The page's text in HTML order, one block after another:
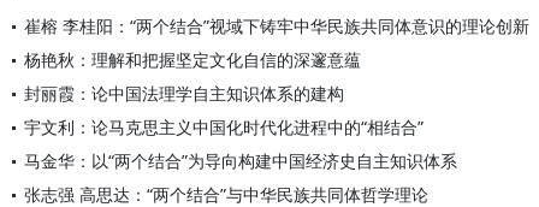
崔榕 李桂阳：“两个结合”视域下铸牢中华民族共同体意识的理论创新
杨艳秋：理解和把握坚定文化自信的深邃意蕴
封丽霞：论中国法理学自主知识体系的建构
宇文利：论马克思主义中国化时代化进程中的“相结合”
马金华：以“两个结合”为导向构建中国经济史自主知识体系
张志强 高思达：“两个结合”与中华民族共同体哲学理论